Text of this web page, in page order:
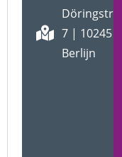
Döringstr.
7 | 10245
Berlijn